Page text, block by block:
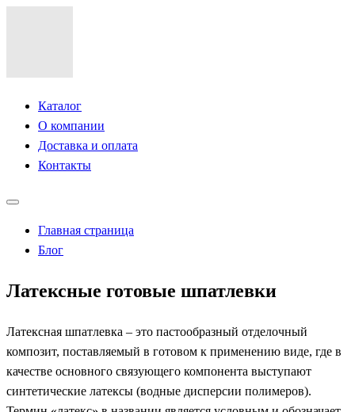
Каталог
О компании
Доставка и оплата
Контакты
Главная страница
Блог
Латексные готовые шпатлевки
Латексная шпатлевка – это пастообразный отделочный
композит, поставляемый в готовом к применению виде, где в
качестве основного связующего компонента выступают
синтетические латексы (водные дисперсии полимеров).